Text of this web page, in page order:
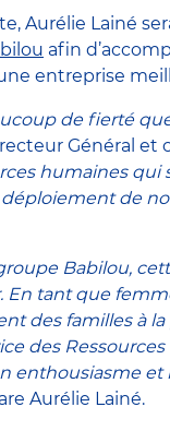
Aurélie Lainé
afin
entreprise
de fierté
Général et
humaines
de
Babilou,
tant que
des familles à
des
enthousiasme
Aurélie Lainé.